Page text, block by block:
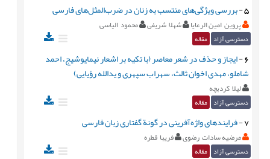
5
-بررسی ویژگی‌های منتسب به زنان در ضرب‌المثل‌های فارسی
پروین امین الرعایا شهلا شریفی محمود الیاسی
دسترسی آزاد مقاله
6
-ایجاز و حذف در شعر معاصر (با تکیه بر اشعار نیمایوشیج، احمد
شاملو، مهدی اخوان ثالث، سهراب سپهری و یدالله رؤیایی)
لیلا کردبچه
دسترسی آزاد مقاله
7
-فرایندهای واژه‌آفرینی در گونة گفتاری زبان فارسی
مرضیه سادات رضوی فریبا قطره
دسترسی آزاد مقاله